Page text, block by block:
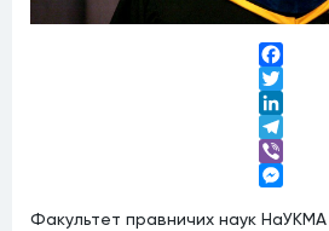
Facebook
Twitter
LinkedIn
Telegram
Viber
Факультет правничих наук